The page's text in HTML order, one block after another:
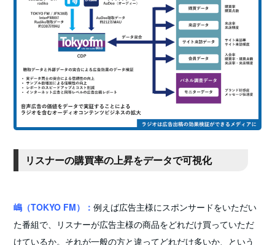
リスナーの購買率の上昇をデータで可視化
嶋（TOKYO FM）：例えば広告主様にスポンサードをいただい
た番組で、リスナーが広告主様の商品をどれだけ買っていただ
けているか。それが一般の方と違ってどれだけ多いか、という